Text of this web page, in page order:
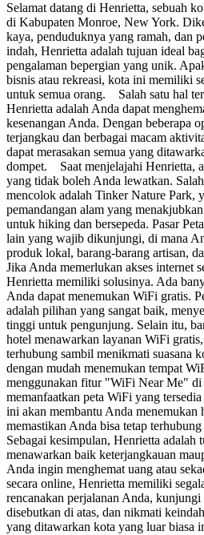
Selamat datang di Henrietta, sebuah
di Kabupaten Monroe, New York.
kaya, penduduknya yang ramah, dan
indah, Henrietta adalah tujuan ideal
pengalaman bepergian yang unik.
bisnis atau rekreasi, kota ini memiliki
untuk semua orang. Salah satu hal
Henrietta adalah Anda dapat
kesenangan Anda. Dengan beberapa
terjangkau dan berbagai macam
dapat merasakan semua yang
dompet. Saat menjelajahi Henrietta,
yang tidak boleh Anda lewatkan.
mencolok adalah Tinker Nature Park,
pemandangan alam yang
untuk hiking dan bersepeda. Pasar
lain yang wajib dikunjungi, di mana
produk lokal, barang-barang artisan,
Jika Anda memerlukan akses internet
Henrietta memiliki solusinya. Ada
Anda dapat menemukan WiFi gratis.
adalah pilihan yang sangat baik,
tinggi untuk pengunjung. Selain itu,
hotel menawarkan layanan WiFi
terhubung sambil menikmati
dengan mudah menemukan tempat
menggunakan fitur "WiFi Near Me" di
memanfaatkan peta WiFi yang
ini akan membantu Anda menemukan
memastikan Anda bisa tetap
Sebagai kesimpulan, Henrietta adalah
menawarkan baik keterjangkauan
Anda ingin menghemat uang atau
secara online, Henrietta memiliki
rencanakan perjalanan Anda,
disebutkan di atas, dan nikmati
yang ditawarkan kota yang luar biasa